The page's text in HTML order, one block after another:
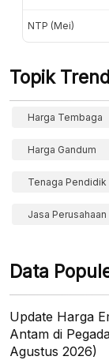
NTP (Mei)
Topik
Harga Tembaga
Harga Gandum
Tenaga Pendidik
Jasa Perusahaan
Data
Update Harga
Antam di
Agustus 2026)